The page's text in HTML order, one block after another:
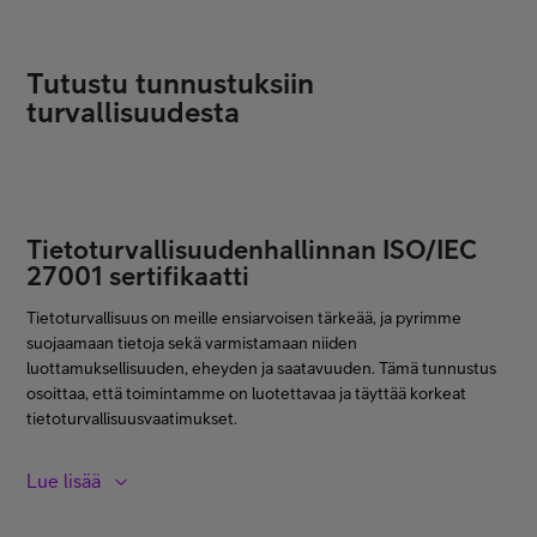
Tutustu tunnustuksiin
turvallisuudesta
Tietoturvallisuudenhallinnan ISO/IEC
27001 sertifikaatti
Tietoturvallisuus on meille ensiarvoisen tärkeää, ja pyrimme
suojaamaan tietoja sekä varmistamaan niiden
luottamuksellisuuden, eheyden ja saatavuuden. Tämä tunnustus
osoittaa, että toimintamme on luotettavaa ja täyttää korkeat
tietoturvallisuusvaatimukset.
Lue lisää